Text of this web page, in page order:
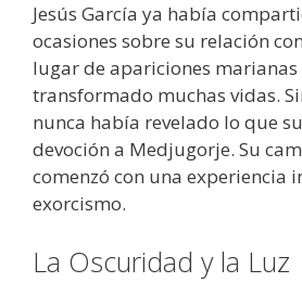
Jesús García ya había
ocasiones sobre su relación
lugar de apariciones marianas
transformado muchas vidas.
nunca había revelado lo que
devoción a Medjugorje. Su
comenzó con una experiencia
exorcismo.
La Oscuridad y la Luz